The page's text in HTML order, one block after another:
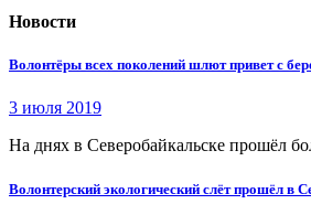
Новости
Волонтёры всех поколений шлют привет с
3 июля 2019
На днях в Северобайкальске прошёл
Волонтерский экологический слёт прошёл в